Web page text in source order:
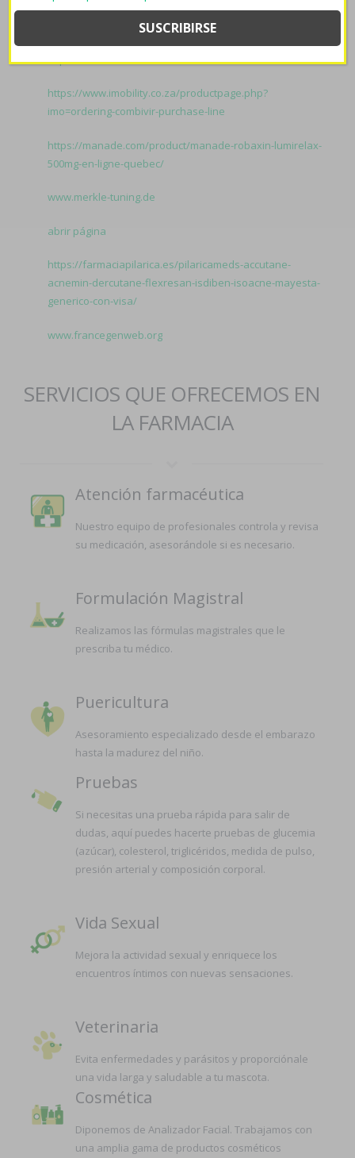
Ver Más Páginas
espana
https://www.imobility.co.za/productpage.php?
imo=ordering-combivir-purchase-line
https://manade.com/product/manade-robaxin-lumirelax-
500mg-en-ligne-quebec/
www.merkle-tuning.de
abrir página
https://farmaciapilarica.es/pilaricameds-accutane-
acnemin-dercutane-flexresan-isdiben-isoacne-mayesta-
generico-con-visa/
www.francegenweb.org
SERVICIOS QUE OFRECEMOS EN
LA FARMACIA
Atención farmacéutica
Nuestro equipo de profesionales controla y revisa
su medicación, asesorándole si es necesario.
Formulación Magistral
Realizamos las fórmulas magistrales que le
prescriba tu médico.
Puericultura
Asesoramiento especializado desde el embarazo
hasta la madurez del niño.
Pruebas
Si necesitas una prueba rápida para salir de
dudas, aquí puedes hacerte pruebas de glucemia
(azúcar), colesterol, triglicéridos, medida de pulso,
presión arterial y composición corporal.
Vida Sexual
Mejora la actividad sexual y enriquece los
encuentros íntimos con nuevas sensaciones.
Veterinaria
Evita enfermedades y parásitos y proporciónale
una vida larga y saludable a tu mascota.
Cosmética
Diponemos de Analizador Facial. Trabajamos con
una amplia gama de productos cosméticos